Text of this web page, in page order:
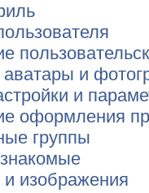
и
и
оформления
группы
изображения